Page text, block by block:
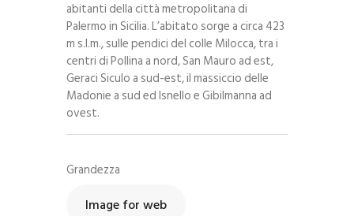
abitanti della città metropolitana di
Palermo in Sicilia. L’abitato sorge a circa 423
m s.l.m., sulle pendici del colle Milocca, tra i
centri di Pollina a nord, San Mauro ad est,
Geraci Siculo a sud-est, il massiccio delle
Madonie a sud ed Isnello e Gibilmanna ad
ovest.
Grandezza
Image for web